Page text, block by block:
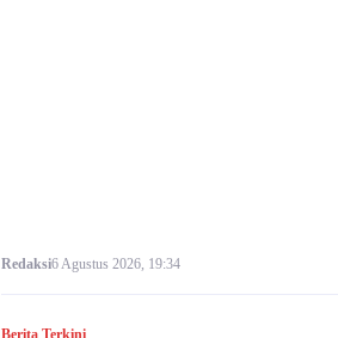
Redaksi6 Agustus 2026, 19:34